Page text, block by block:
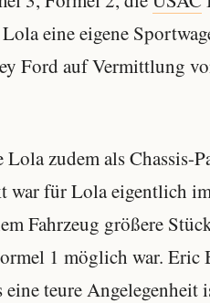
eine eigene
Ford auf Vermittlung
Lola zudem als Chassis-
war für Lola eigentlich
Fahrzeug größere
1 möglich war. Eric
eine teure